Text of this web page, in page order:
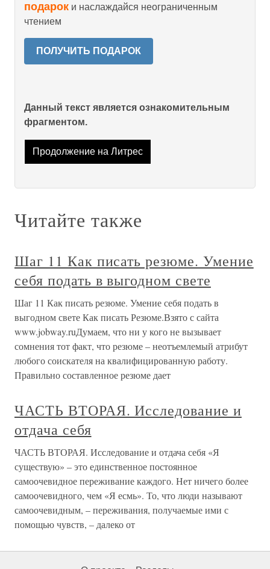
подарок и наслаждайся неограниченным
чтением
ПОЛУЧИТЬ ПОДАРОК
Данный текст является ознакомительным
фрагментом.
Продолжение на Литрес
Читайте также
Шаг 11 Как писать резюме. Умение
себя подать в выгодном свете
Шаг 11 Как писать резюме. Умение себя подать в
выгодном свете Как писать Резюме.Взято с сайта
www.jobway.ruДумаем, что ни у кого не вызывает
сомнения тот факт, что резюме – неотъемлемый атрибут
любого соискателя на квалифицированную работу.
Правильно составленное резюме дает
ЧАСТЬ ВТОРАЯ. Исследование и
отдача себя
ЧАСТЬ ВТОРАЯ. Исследование и отдача себя «Я
существую» – это единственное постоянное
самоочевидное переживание каждого. Нет ничего более
самоочевидного, чем «Я есмь». То, что люди называют
самоочевидным, – переживания, получаемые ими с
помощью чувств, – далеко от